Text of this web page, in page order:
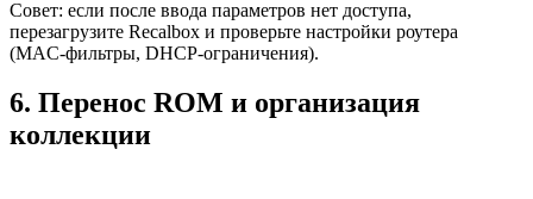
Совет: если после ввода параметров нет доступа,
перезагрузите Recalbox и проверьте настройки роутера
(MAC‑фильтры, DHCP‑ограничения).
6. Перенос ROM и организация
коллекции